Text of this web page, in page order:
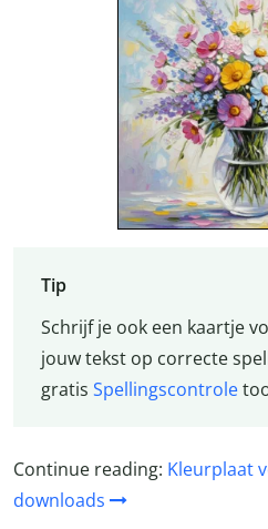
Tip
Schrijf je ook een kaartje
jouw tekst op correcte
gratis Spellingscontrole
Continue reading: Kleurplaat
downloads